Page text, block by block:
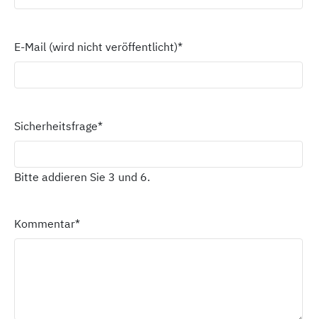
E-Mail (wird nicht veröffentlicht)*
Sicherheitsfrage*
Bitte addieren Sie 3 und 6.
Kommentar*